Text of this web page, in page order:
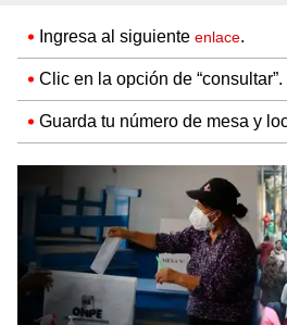
Ingresa al siguiente enlace.
Clic en la opción de “consultar”.
Guarda tu número de mesa y